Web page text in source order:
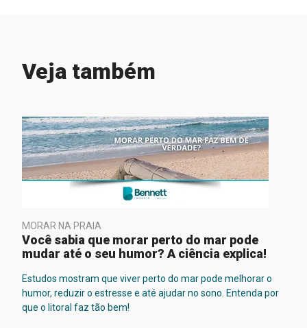
Veja também
MORAR NA PRAIA
Você sabia que morar perto do mar pode
mudar até o seu humor? A ciência explica!
Estudos mostram que viver perto do mar pode melhorar o
humor, reduzir o estresse e até ajudar no sono. Entenda por
que o litoral faz tão bem!